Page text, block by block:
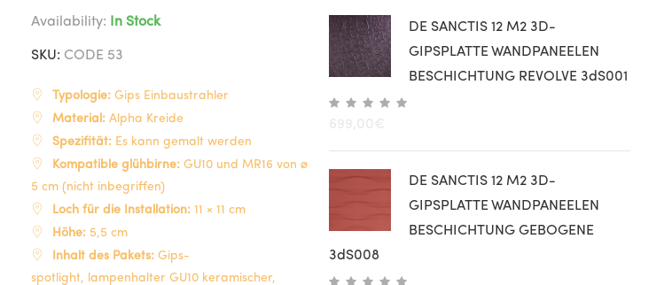
Availability: In Stock
SKU: CODE 53
Typologie: Gips Einbaustrahler
Material: Alpha Kreide
Spezifität: Es kann gemalt werden
Kompatible glühbirne: GU10 und MR16 von ø
5 cm (nicht inbegriffen)
Loch für die Installation: 11 × 11 cm
Höhe: 5,5 cm
Inhalt des Pakets: Gips-
spotlight, lampenhalter GU10 keramischer,
DE SANCTIS 12 M2 3D-
GIPSPLATTE WANDPANEELEN
BESCHICHTUNG REVOLVE 3dS001
DE SANCTIS 12 M2 3D-
GIPSPLATTE WANDPANEELEN
BESCHICHTUNG GEBOGENE
3dS008